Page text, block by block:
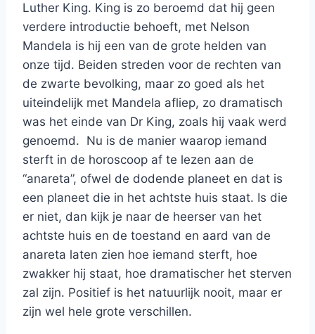
Luther King. King is zo beroemd dat hij geen
verdere introductie behoeft, met Nelson
Mandela is hij een van de grote helden van
onze tijd. Beiden streden voor de rechten van
de zwarte bevolking, maar zo goed als het
uiteindelijk met Mandela afliep, zo dramatisch
was het einde van Dr King, zoals hij vaak werd
genoemd. Nu is de manier waarop iemand
sterft in de horoscoop af te lezen aan de
“anareta”, ofwel de dodende planeet en dat is
een planeet die in het achtste huis staat. Is die
er niet, dan kijk je naar de heerser van het
achtste huis en de toestand en aard van de
anareta laten zien hoe iemand sterft, hoe
zwakker hij staat, hoe dramatischer het sterven
zal zijn. Positief is het natuurlijk nooit, maar er
zijn wel hele grote verschillen.